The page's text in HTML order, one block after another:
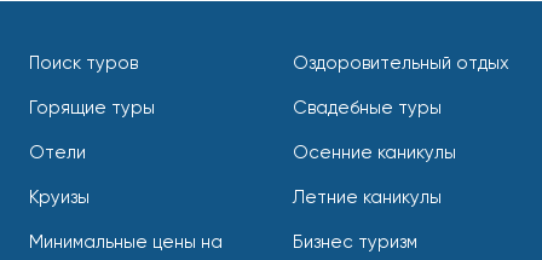
Поиск туров
Горящие туры
Отели
Круизы
Минимальные цены на
Оздоровительный отдых
Свадебные туры
Осенние каникулы
Летние каникулы
Бизнес туризм